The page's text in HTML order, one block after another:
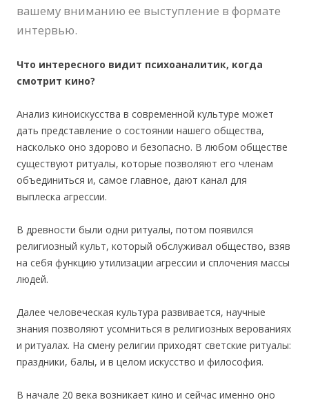
вашему вниманию ее выступление в формате
интервью.
Что интересного видит психоаналитик, когда
смотрит кино?
Анализ киноискусства в современной культуре может
дать представление о состоянии нашего общества,
насколько оно здорово и безопасно. В любом обществе
существуют ритуалы, которые позволяют его членам
объединиться и, самое главное, дают канал для
выплеска агрессии.
В древности были одни ритуалы, потом появился
религиозный культ, который обслуживал общество, взяв
на себя функцию утилизации агрессии и сплочения массы
людей.
Далее человеческая культура развивается, научные
знания позволяют усомниться в религиозных верованиях
и ритуалах. На смену религии приходят светские ритуалы:
праздники, балы, и в целом искусство и философия.
В начале 20 века возникает кино и сейчас именно оно